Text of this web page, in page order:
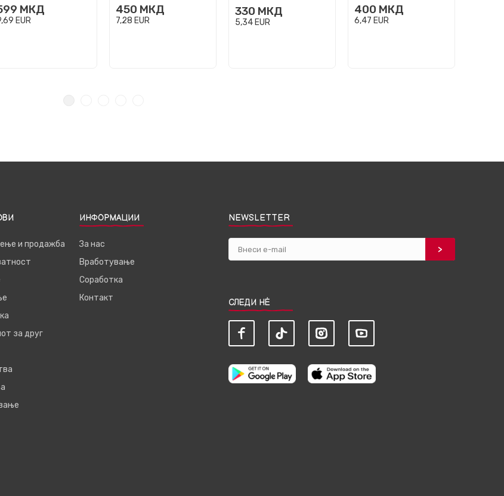
МКД
EUR
450 МКД
7,28 EUR
330 МКД
5,34 EUR
400 МКД
6,47 EUR
и продажба
за друг
ИНФОРМАЦИИ
За нас
Вработување
Соработка
Контакт
NEWSLETTER
СЛЕДИ НЀ